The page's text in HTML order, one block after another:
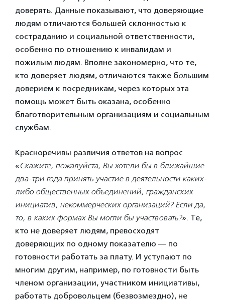
доверять. Данные показывают, что доверяющие
людям отличаются большей склонностью к
состраданию и социальной ответственности,
особенно по отношению к инвалидам и
пожилым людям. Вполне закономерно, что те,
кто доверяет людям, отличаются также большим
доверием к посредникам, через которых эта
помощь может быть оказана, особенно
благотворительным организациям и социальным
службам.
Красноречивы различия ответов на вопрос
«Скажите, пожалуйста, Вы хотели бы в ближайшие
два-три года принять участие в деятельности каких-
либо общественных объединений, гражданских
инициатив, некоммерческих организаций? Если да,
то, в каких формах Вы могли бы участвовать?». Те,
кто не доверяет людям, превосходят
доверяющих по одному показателю — по
готовности работать за плату. И уступают по
многим другим, например, по готовности быть
членом организации, участником инициативы,
работать добровольцем (безвозмездно), не